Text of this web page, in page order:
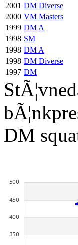
2001 DM Diverse
2000 VM Masters
1999 DM A
1998 SM
1998 DM A
1998 DM Diverse
1997 DM
DM